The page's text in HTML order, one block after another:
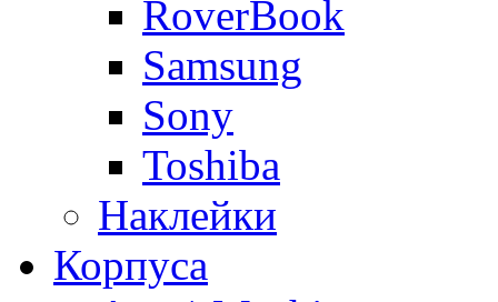
RoverBook
Samsung
Sony
Toshiba
Наклейки
Корпуса